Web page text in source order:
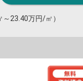
～23.40万円/㎡）